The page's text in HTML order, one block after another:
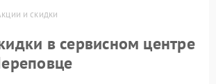
и скидки
в сервисном центре